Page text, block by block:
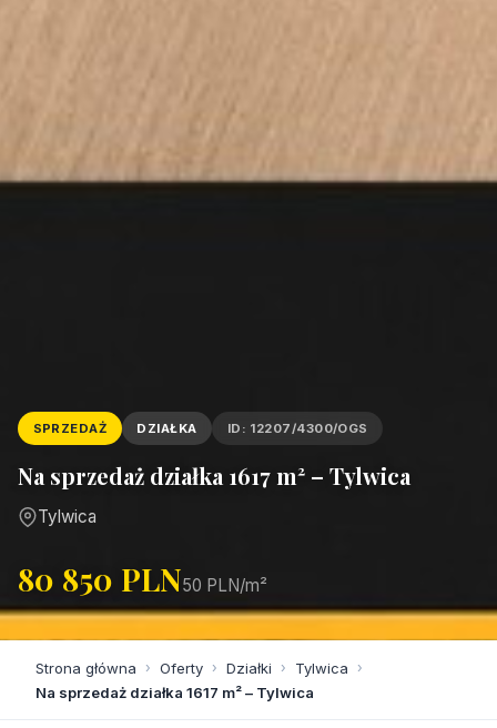
SPRZEDAŻ DZIAŁKA ID: 12207/4300/OGS
Na sprzedaż działka 1617 m² – Tylwica
Tylwica
80 850 PLN50 PLN/m²
Strona główna › Oferty › Działki › Tylwica ›
Na sprzedaż działka 1617 m² – Tylwica